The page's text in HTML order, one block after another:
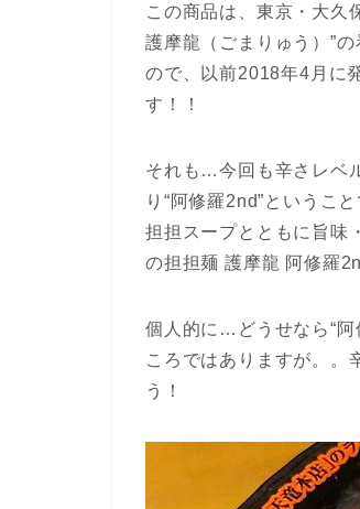
この商品は、東京・大久
護摩龍（ごまりゅう）”
ので、以前2018年4月に
す！！
それも…今回も辛さレベ
り“阿修羅2nd”というこ
担担スープとともに旨味
の担担麺 護摩龍 阿修羅
個人的に…どうせなら“阿
ころではありますが。。
う！